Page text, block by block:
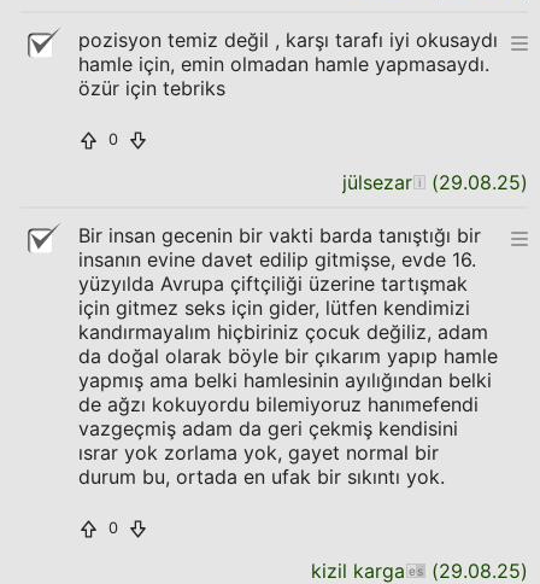
pozisyon temiz değil , karşı tarafı iyi okusaydı
hamle için, emin olmadan hamle yapmasaydı.
özür için tebriks
0
jülsezar (29.08.25)
Bir insan gecenin bir vakti barda tanıştığı bir
insanın evine davet edilip gitmişse, evde 16.
yüzyılda Avrupa çiftçiliği üzerine tartışmak
için gitmez seks için gider, lütfen kendimizi
kandırmayalım hiçbiriniz çocuk değiliz, adam
da doğal olarak böyle bir çıkarım yapıp hamle
yapmış ama belki hamlesinin ayılığından belki
de ağzı kokuyordu bilemiyoruz hanımefendi
vazgeçmiş adam da geri çekmiş kendisini
ısrar yok zorlama yok, gayet normal bir
durum bu, ortada en ufak bir sıkıntı yok.
0
kizil karga (29.08.25)